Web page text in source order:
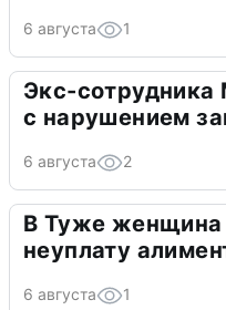
6 августа 1
Экс-сотрудника
с нарушением
6 августа 2
В Туже женщина
неуплату
6 августа 1